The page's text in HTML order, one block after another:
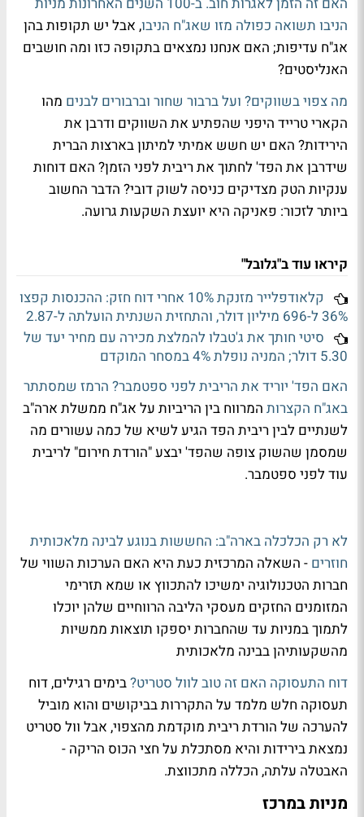
הניבו תשואה כפולה מזו שאג"ח הניבו, אבל יש תקופות בהן
אג"ח עדיפות; האם אנחנו נמצאים בתקופה כזו ומה חושבים
האנליסטים?
מה צפוי בשווקים? ועל ברבור שחור וברבורים לבנים מהו
הקארי טרייד היפני שהפתיע את השווקים ודרבן את
הירידות? האם יש חשש אמיתי למיתון בארצות הברית
שידרבן את הפד' לחתוך את ריבית לפני הזמן? האם דוחות
ענקיות הטק מצדיקים כניסה לשוק דובי? הדבר החשוב
ביותר לזכור: פאניקה היא יועצת השקעות גרועה.
קיראו עוד ב"גלובל"
קלאודפלייר מזנקת 10% אחרי דוח חזק: ההכנסות קפצו
36% ל-696 מיליון דולר, והתחזית השנתית הועלתה ל-2.87
סיטי חותך את ג'טבלו להמלצת מכירה עם מחיר יעד של
5.30 דולר; המניה נופלת 4% במסחר המוקדם
האם הפד' יוריד את הריבית לפני ספטמבר? הרמז שמסתתר
באג"ח הקצרות המרווח בין הריביות על אג"ח ממשלת ארה"ב
לשנתיים לבין ריבית הפד הגיע לשיא של כמה עשורים מה
שמסמן שהשוק צופה שהפד' יבצע "הורדת חירום" לריבית
עוד לפני ספטמבר.
לא רק הכלכלה בארה"ב: החששות בנוגע לבינה מלאכותית
חוזרים - השאלה המרכזית כעת היא האם הערכות השווי של
חברות הטכנולוגיה ימשיכו להתכווץ או שמא תזרימי
המזומנים החזקים מעסקי הליבה הרווחיים שלהן יוכלו
לתמוך במניות עד שהחברות יספקו תוצאות ממשיות
מהשקעותיהן בבינה מלאכותית
דוח התעסוקה האם זה טוב לוול סטריט?בימים רגילים, דוח
תעסוקה חלש מלמד על התקררות בביקושים והוא מוביל
להערכה של הורדת ריבית מוקדמת מהצפוי, אבל וול סטריט
נמצאת בירידות והיא מסתכלת על חצי הכוס הריקה -
האבטלה עלתה, הכללה מתכווצת.
מניות במרכז